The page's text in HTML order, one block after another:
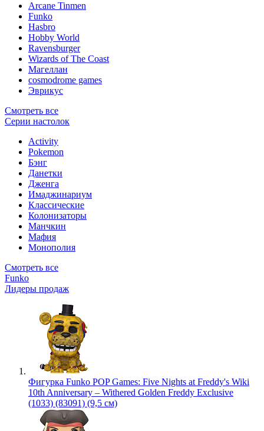
Arcane Tinmen
Funko
Hasbro
Hobby World
Ravensburger
Wizards of The Coast
Магеллан
сosmodrome games
Эврикус
Смотреть все
Серии настолок
Activity
Pokemon
Бэнг
Данетки
Дженга
Имаджинариум
Классические
Колонизаторы
Манчкин
Мафия
Монополия
Смотреть все
Funko
Лидеры продаж
Фигурка Funko POP Games: Five Nights at Freddy's Wiki
10th Anniversary – Withered Golden Freddy Exclusive
(1033) (83091) (9,5 см)